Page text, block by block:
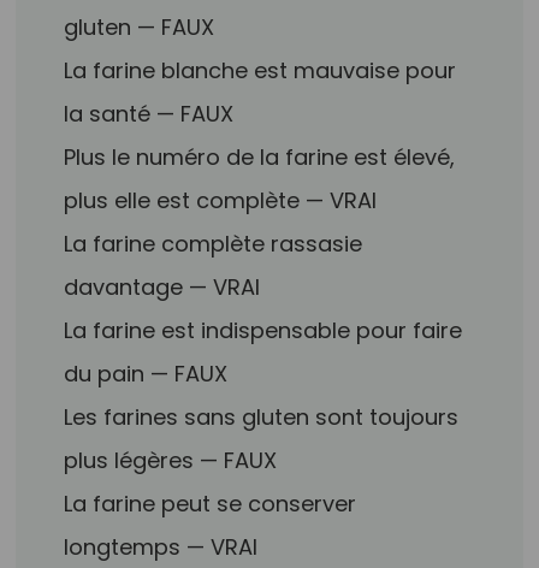
gluten — FAUX
La farine blanche est mauvaise pour
la santé — FAUX
Plus le numéro de la farine est élevé,
plus elle est complète — VRAI
La farine complète rassasie
davantage — VRAI
La farine est indispensable pour faire
du pain — FAUX
Les farines sans gluten sont toujours
plus légères — FAUX
La farine peut se conserver
longtemps — VRAI